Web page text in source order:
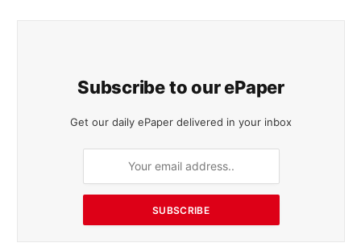
Subscribe to our ePaper
Get our daily ePaper delivered in your inbox
SUBSCRIBE